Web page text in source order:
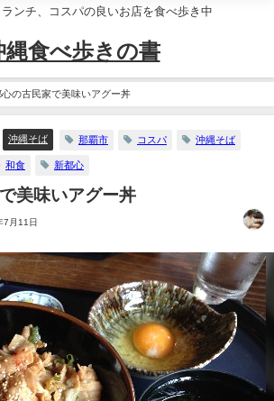
ンチ、コスパの良いお店を食べ歩き中
縄食べ歩きの書
心の古民家で美味いアグー丼
沖縄そば 那覇市 コスパ 沖縄そば
和食 新都心
美味いアグー丼
7月11日